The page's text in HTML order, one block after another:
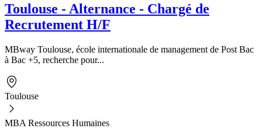
Toulouse - Alternance - Chargé de
Recrutement H/F
MBway Toulouse, école internationale de management de Post Bac
à Bac +5, recherche pour...
Toulouse
MBA Ressources Humaines